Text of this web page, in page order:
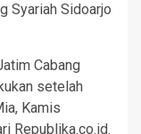
Syariah Sidoarjo
Cabang
setelah
Kamis
Republika.co.id.